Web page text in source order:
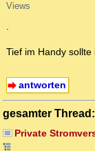
Views
.
Tief im Handy
antworten
gesamter Thread:
Private